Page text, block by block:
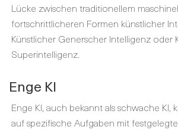
Lücke zwischen traditionellem
fortschrittlicheren Formen künstlicher
Künstlicher Generscher Intelligenz oder
Superintelligenz.
Enge KI
Enge KI, auch bekannt als schwache KI,
auf spezifische Aufgaben mit